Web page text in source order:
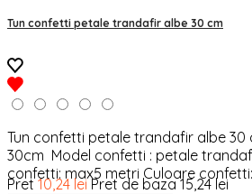
Tun confetti petale trandafir albe 30 cm
Tun confetti petale trandafir albe 30
30cm Model confetti : petale
confetti: max5 metri Culoare
Pret 10,24 lei Pret de baza 15,24 lei